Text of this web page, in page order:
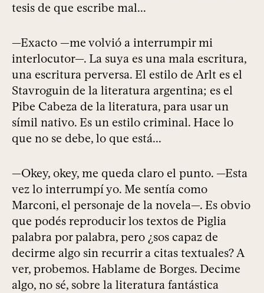
tesis de que escribe mal...
—Exacto —me volvió a interrumpir mi
interlocutor—. La suya es una mala escritura,
una escritura perversa. El estilo de Arlt es el
Stavroguin de la literatura argentina; es el
Pibe Cabeza de la literatura, para usar un
símil nativo. Es un estilo criminal. Hace lo
que no se debe, lo que está...
—Okey, okey, me queda claro el punto. —Esta
vez lo interrumpí yo. Me sentía como
Marconi, el personaje de la novela—. Es obvio
que podés reproducir los textos de Piglia
palabra por palabra, pero ¿sos capaz de
decirme algo sin recurrir a citas textuales? A
ver, probemos. Hablame de Borges. Decime
algo, no sé, sobre la literatura fantástica